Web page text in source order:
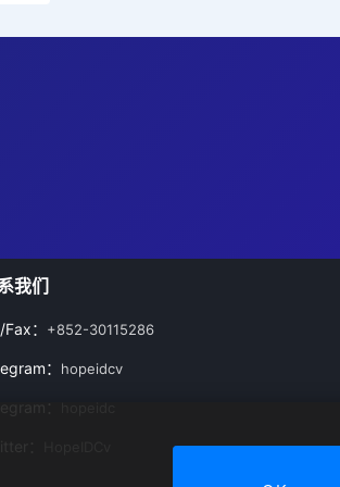
我们
： +852-30115286
： hopeidcv
：